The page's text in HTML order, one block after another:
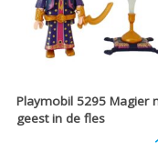
Playmobil 5295 Magier
geest in de fles